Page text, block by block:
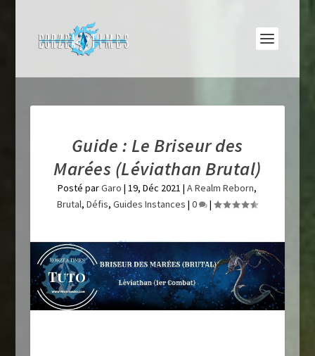
Guide : Le Briseur des
Marées (Léviathan Brutal)
Posté parGaro |19, Déc 2021 |A Realm Reborn,
Brutal,Défis,Guides Instances |0 |